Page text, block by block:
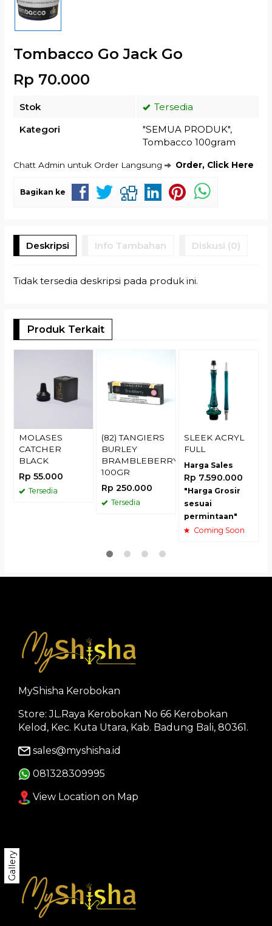
Tombacco Go Jack Go
Rp 70.000
Stok
Tersedia
Kategori
"SEMUA PRODUK",
Tombacco 100gram
Chatt Admin untuk Order Langsung Order, Click Here
Bagikan ke
Deskripsi Info Tambahan Diskusi (0)
Tidak tersedia deskripsi pada produk ini.
Produk Terkait
MOLASES
CATCHER
BLACK
Rp 55.000
Tersedia
(82) TANGIERS
BURLEY
BRAMBLEBERRY
100GR
Rp 250.000
Tersedia
SLEEK ACRYL
FULL
Harga Sales
Rp 7.590.000
"Harga Grosir
sesuai
permintaan"
Coming Soon
Gallery
MyShisha Kerobokan
Store: JL.Raya Kerobokan No 66 Kerobokan
Kelod, Kec. Kuta Utara, Kab. Badung Bali, 80361.
sales@myshisha.id
081328309995
View Location on Map